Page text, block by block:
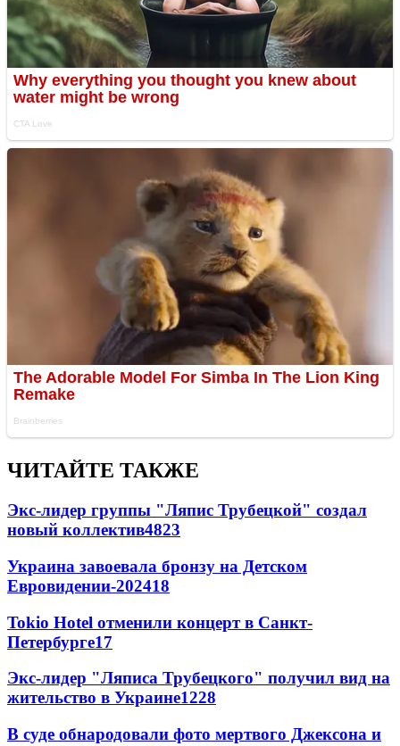
ЧИТАЙТЕ ТАКЖЕ
Экс-лидер группы "Ляпис Трубецкой" создал
новый коллектив4823
Украина завоевала бронзу на Детском
Евровидении-202418
Tokio Hotel отменили концерт в Санкт-
Петербурге17
Экс-лидер "Ляписа Трубецкого" получил вид на
жительство в Украине1228
В суде обнародовали фото мертвого Джексона и